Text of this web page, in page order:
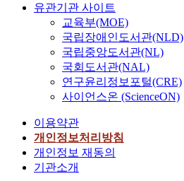
유관기관 사이트
교육부(MOE)
국립장애인도서관(NLD)
국립중앙도서관(NL)
국회도서관(NAL)
연구윤리정보포털(CRE)
사이언스온 (ScienceON)
이용약관
개인정보처리방침
개인정보 재동의
기관소개